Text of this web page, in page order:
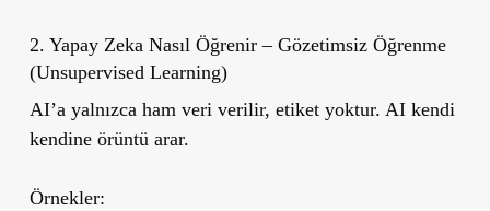
2. Yapay Zeka Nasıl Öğrenir – Gözetimsiz Öğrenme
(Unsupervised Learning)
AI’a yalnızca ham veri verilir, etiket yoktur. AI kendi
kendine örüntü arar.
Örnekler: